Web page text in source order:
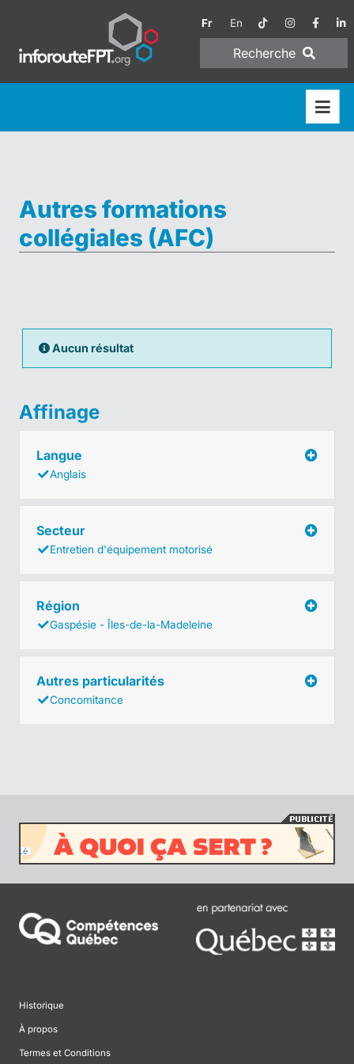
Fr En
Recherche
Autres formations
collégiales (AFC)
Aucun résultat
Affinage
Langue
Anglais
Secteur
Entretien d'équipement motorisé
Région
Gaspésie - Îles-de-la-Madeleine
Autres particularités
Concomitance
Historique
À propos
Termes et Conditions